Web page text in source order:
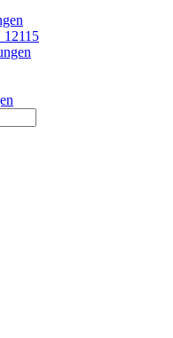
12115